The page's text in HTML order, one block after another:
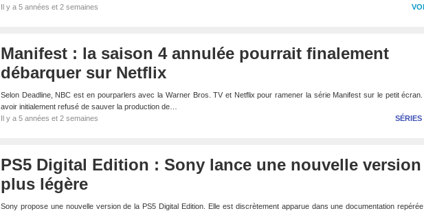
Il y a 5 années et 2 semaines
Manifest : la saison 4 annulée pourrait finalement
débarquer sur Netflix
Selon Deadline, NBC est en pourparlers avec la Warner Bros. TV et Netflix pour ramener la série Manifest sur le petit écran.
avoir initialement refusé de sauver la production de…
Il y a 5 années et 2 semaines
SÉRIES
PS5 Digital Edition : Sony lance une nouvelle version
plus légère
Sony propose une nouvelle version de la PS5 Digital Edition. Elle est discrètement apparue dans une documentation